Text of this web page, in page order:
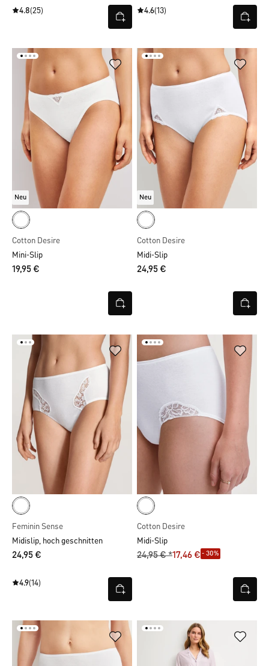
4.8(25) 4.6(13)
Neu
Cotton Desire
Mini-Slip
19,95 €
Neu
Cotton Desire
Midi-Slip
24,95 €
Feminin Sense
Midislip, hoch geschnitten
24,95 €
4.9(14)
Cotton Desire
Midi-Slip
24,95 € *17,46 € - 30%